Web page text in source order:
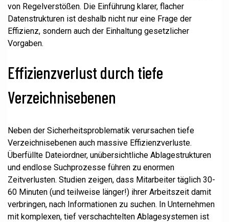
von Regelverstößen. Die Einführung klarer, flacher
Datenstrukturen ist deshalb nicht nur eine Frage der
Effizienz, sondern auch der Einhaltung gesetzlicher
Vorgaben.
Effizienzverlust durch tiefe
Verzeichnisebenen
Neben der Sicherheitsproblematik verursachen tiefe
Verzeichnisebenen auch massive Effizienzverluste.
Überfüllte Dateiordner, unübersichtliche Ablagestrukturen
und endlose Suchprozesse führen zu enormen
Zeitverlusten. Studien zeigen, dass Mitarbeiter täglich 30-
60 Minuten (und teilweise länger!) ihrer Arbeitszeit damit
verbringen, nach Informationen zu suchen. In Unternehmen
mit komplexen, tief verschachtelten Ablagesystemen ist